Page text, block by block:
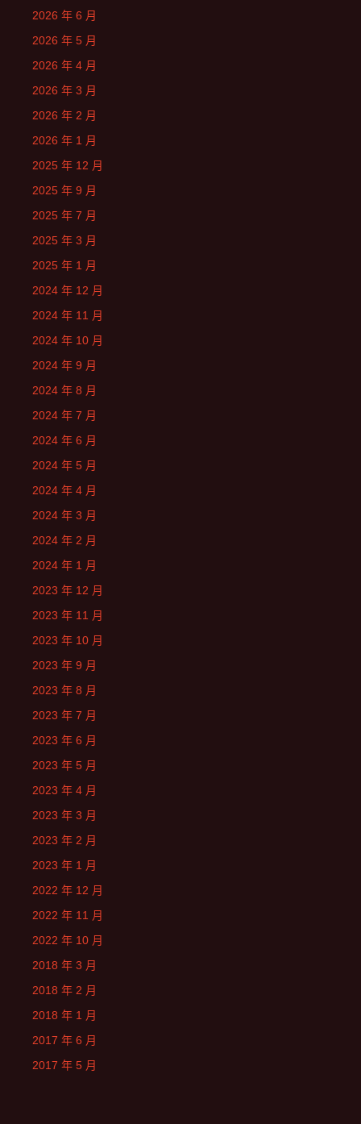
2026 年 6 月
2026 年 5 月
2026 年 4 月
2026 年 3 月
2026 年 2 月
2026 年 1 月
2025 年 12 月
2025 年 9 月
2025 年 7 月
2025 年 3 月
2025 年 1 月
2024 年 12 月
2024 年 11 月
2024 年 10 月
2024 年 9 月
2024 年 8 月
2024 年 7 月
2024 年 6 月
2024 年 5 月
2024 年 4 月
2024 年 3 月
2024 年 2 月
2024 年 1 月
2023 年 12 月
2023 年 11 月
2023 年 10 月
2023 年 9 月
2023 年 8 月
2023 年 7 月
2023 年 6 月
2023 年 5 月
2023 年 4 月
2023 年 3 月
2023 年 2 月
2023 年 1 月
2022 年 12 月
2022 年 11 月
2022 年 10 月
2018 年 3 月
2018 年 2 月
2018 年 1 月
2017 年 6 月
2017 年 5 月